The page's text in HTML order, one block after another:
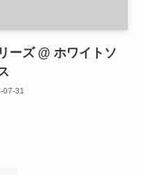
ーズ @ ホワイトソ
07-31